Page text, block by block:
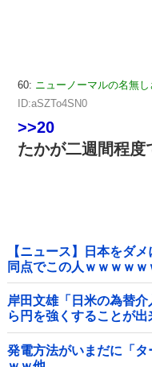
60: ニューノーマルの名無し
ID:aSZTo4SN0
>>20
たかが二週間程度
【ニュース】日本をダ
同点でこの人ｗｗｗｗｗ
岸田文雄「日米の為替
ら円を強くすることが出
発電方法がいまだに「